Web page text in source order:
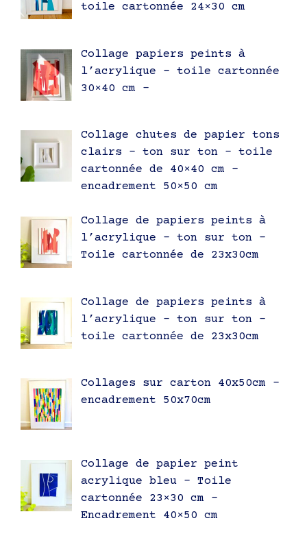
toile cartonnée 24×30 cm
Collage papiers peints à
l’acrylique – toile cartonnée
30×40 cm –
Collage chutes de papier tons
clairs – ton sur ton – toile
cartonnée de 40×40 cm –
encadrement 50×50 cm
Collage de papiers peints à
l’acrylique – ton sur ton –
Toile cartonnée de 23x30cm
Collage de papiers peints à
l’acrylique – ton sur ton –
toile cartonnée de 23x30cm
Collages sur carton 40x50cm –
encadrement 50x70cm
Collage de papier peint
acrylique bleu – Toile
cartonnée 23×30 cm –
Encadrement 40×50 cm